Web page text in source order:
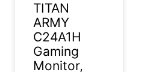
TITAN
ARMY
C24A1H
Gaming
Monitor,